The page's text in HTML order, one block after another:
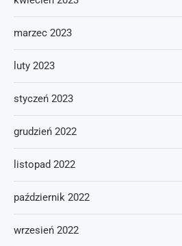
marzec 2023
luty 2023
styczeń 2023
grudzień 2022
listopad 2022
październik 2022
wrzesień 2022